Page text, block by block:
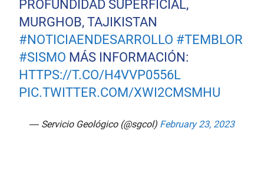
PROFUNDIDAD SUPERFICIAL,
MURGHOB, TAJIKISTAN
#NOTICIAENDESARROLLO #TEMBLOR
#SISMO MÁS INFORMACIÓN:
HTTPS://T.CO/H4VVP0556L
PIC.TWITTER.COM/XWI2CMSMHU
— Servicio Geológico (@sgcol) February 23, 2023